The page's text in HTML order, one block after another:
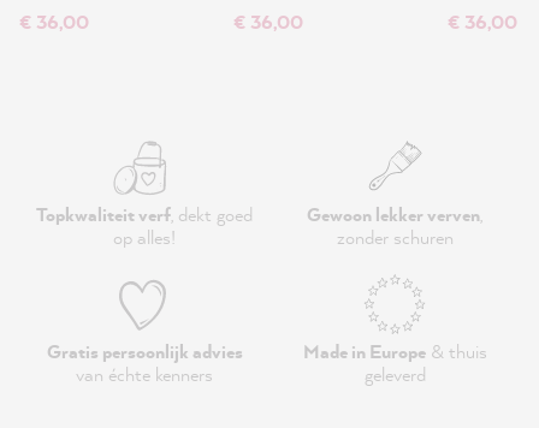
€ 36,00 € 36,00 € 36,00
Topkwaliteit verf, dekt goed
op alles!
Gewoon lekker verven,
zonder schuren
Gratis persoonlijk advies
van échte kenners
Made in Europe& thuis
geleverd